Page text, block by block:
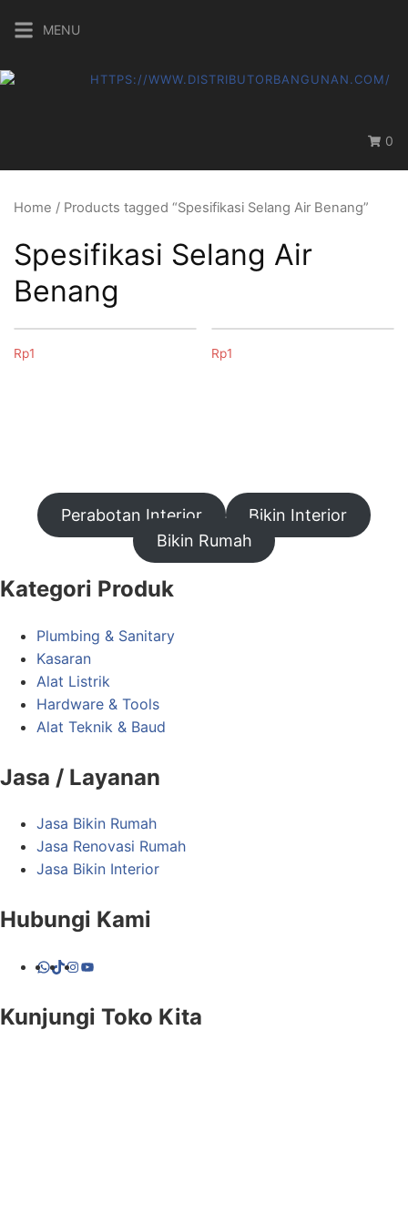
MENU
0
Home / Products tagged “Spesifikasi Selang Air Benang”
Spesifikasi Selang Air
Benang
Rp1 Rp1
Perabotan Interior
Bikin Interior
Bikin Rumah
Kategori Produk
Plumbing & Sanitary
Kasaran
Alat Listrik
Hardware & Tools
Alat Teknik & Baud
Jasa / Layanan
Jasa Bikin Rumah
Jasa Renovasi Rumah
Jasa Bikin Interior
Hubungi Kami
WhatsApp
TikTokInstagram
Kunjungi Toko Kita